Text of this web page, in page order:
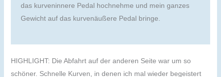
das kurveninnere Pedal hochnehme und mein ganzes
Gewicht auf das kurvenäußere Pedal bringe.
HIGHLIGHT: Die Abfahrt auf der anderen Seite war um so
schöner. Schnelle Kurven, in denen ich mal wieder begeistert